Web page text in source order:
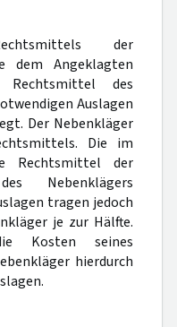
der
dem Angeklagten
des
Auslagen
Der Nebenkläger
Die im
Rechtsmittel der
Nebenklägers
tragen jedoch
je zur Hälfte.
Kosten seines
hierdurch